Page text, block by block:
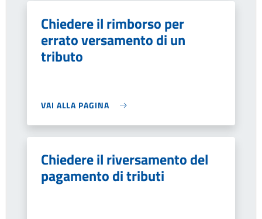
Chiedere il rimborso per
errato versamento di un
tributo
VAI ALLA PAGINA
Chiedere il riversamento del
pagamento di tributi